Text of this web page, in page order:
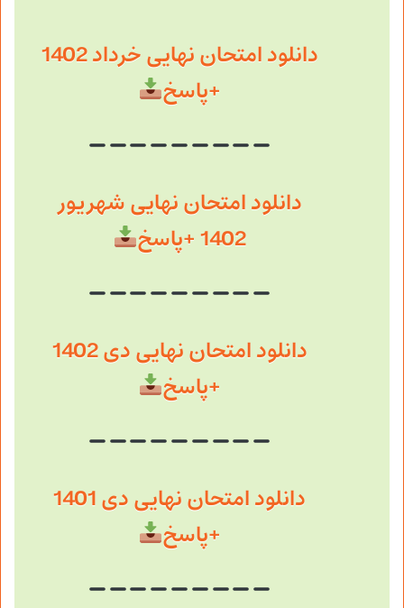
دانلود امتحان نهایی خرداد 1402
+پاسخ
دانلود امتحان نهایی شهریور
1402 +پاسخ
دانلود امتحان نهایی دی 1402
+پاسخ
دانلود امتحان نهایی دی 1401
+پاسخ